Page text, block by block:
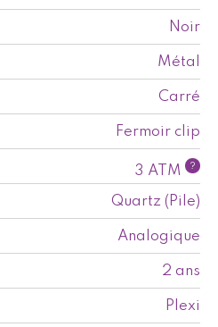
Noir
Métal
Carré
Fermoir clip
3 ATM ?
Quartz (Pile)
Analogique
2 ans
Plexi